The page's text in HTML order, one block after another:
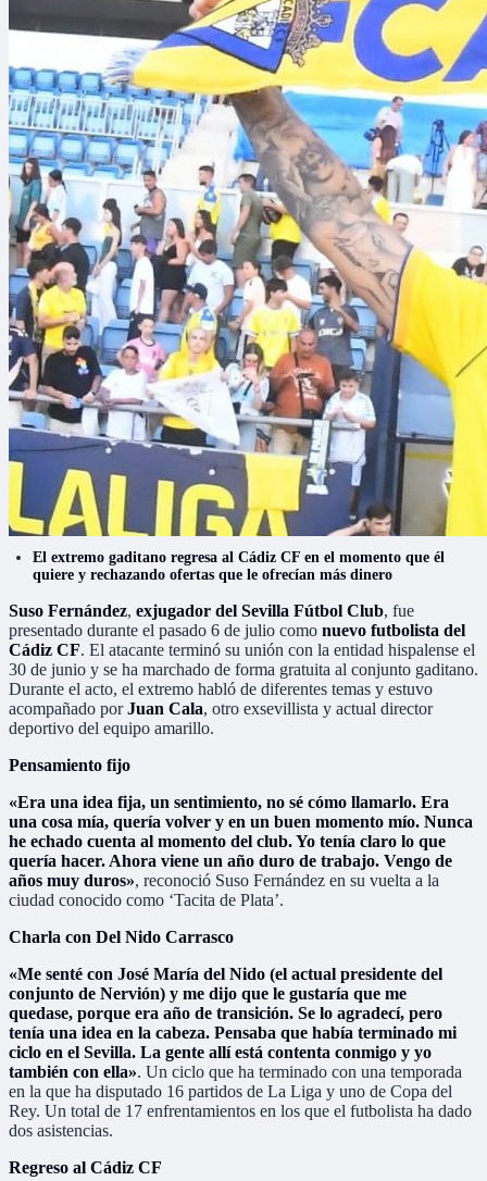
El extremo gaditano regresa al Cádiz CF en el momento que él
quiere y rechazando ofertas que le ofrecían más dinero
Suso Fernández, exjugador del Sevilla Fútbol Club, fue
presentado durante el pasado 6 de julio como nuevo futbolista del
Cádiz CF. El atacante terminó su unión con la entidad hispalense el
30 de junio y se ha marchado de forma gratuita al conjunto gaditano.
Durante el acto, el extremo habló de diferentes temas y estuvo
acompañado porJuan Cala, otro exsevillista y actual director
deportivo del equipo amarillo.
Pensamiento fijo
«Era una idea fija, un sentimiento, no sé cómo llamarlo. Era
una cosa mía, quería volver y en un buen momento mío. Nunca
he echado cuenta al momento del club. Yo tenía claro lo que
quería hacer. Ahora viene un año duro de trabajo. Vengo de
años muy duros», reconoció Suso Fernández en su vuelta a la
ciudad conocido como ‘Tacita de Plata’.
Charla con Del Nido Carrasco
«Me senté con José María del Nido (el actual presidente del
conjunto de Nervión) y me dijo que le gustaría que me
quedase, porque era año de transición. Se lo agradecí, pero
tenía una idea en la cabeza. Pensaba que había terminado mi
ciclo en el Sevilla. La gente allí está contenta conmigo y yo
también con ella». Un ciclo que ha terminado con una temporada
en la que ha disputado 16 partidos de La Liga y uno de Copa del
Rey. Un total de 17 enfrentamientos en los que el futbolista ha dado
dos asistencias.
Regreso al Cádiz CF